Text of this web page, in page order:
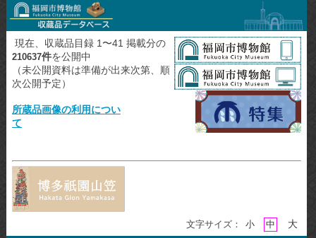
現在、収蔵品目録 1〜41 掲載分の
210637件を公開中
（未公開資料は準備が出来次第、順
次公開予定）
所蔵品画像の利用につい
て
文字サイズ： 小 中 大